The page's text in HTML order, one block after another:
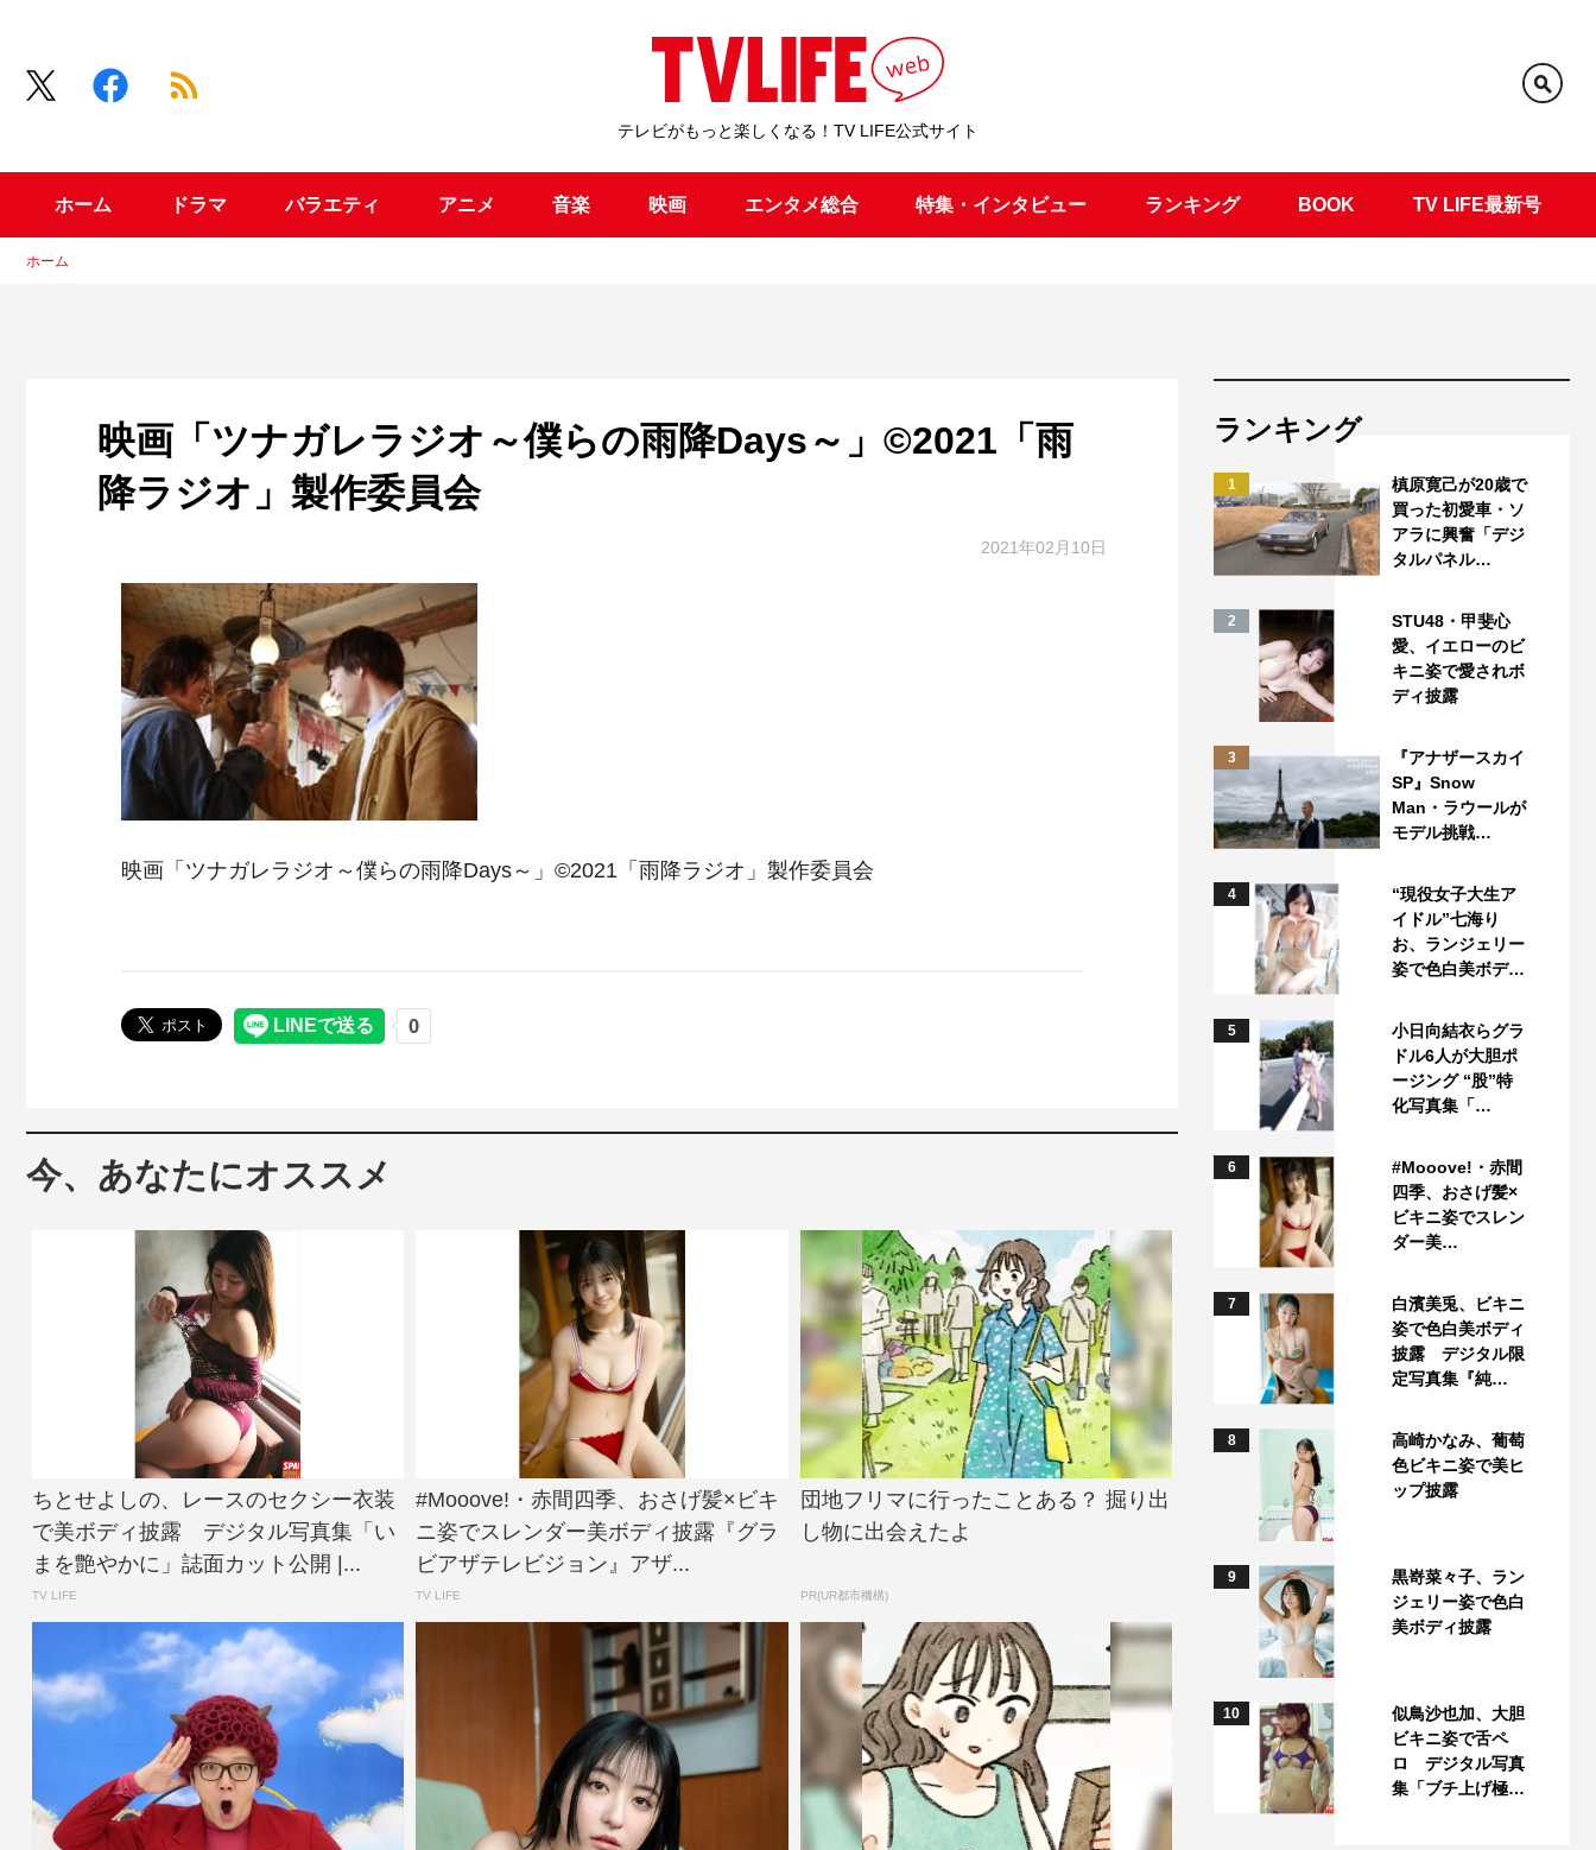
テレビがもっと楽しくなる！TV LIFE公式サイト
ホーム ドラマ バラエティ アニメ 音楽 映画 エンタメ総合 特集・インタビュー ランキング BOOK TV LIFE最新号
ホーム
映画「ツナガレラジオ～僕らの雨降Days～」©2021「雨
降ラジオ」製作委員会
2021年02月10日
映画「ツナガレラジオ～僕らの雨降Days～」©2021「雨降ラジオ」製作委員会
今、あなたにオススメ
ちとせよしの、レースのセクシー衣装
で美ボディ披露 デジタル写真集「い
まを艶やかに」誌面カット公開 |...
TV LIFE
#Mooove!・赤間四季、おさげ髪×ビキ
ニ姿でスレンダー美ボディ披露『グラ
ビアザテレビジョン』アザ...
TV LIFE
団地フリマに行ったことある？ 掘り出
し物に出会えたよ
PR(UR都市機構)
ランキング
1
槙原寛己が20歳で
買った初愛車・ソ
アラに興奮「デジ
タルパネル…
2
STU48・甲斐心
愛、イエローのビ
キニ姿で愛されボ
ディ披露
3
『アナザースカイ
SP』Snow
Man・ラウールが
モデル挑戦…
4
“現役女子大生ア
イドル”七海り
お、ランジェリー
姿で色白美ボデ…
5
小日向結衣らグラ
ドル6人が大胆ポ
ージング “股”特
化写真集「…
6
#Mooove!・赤間
四季、おさげ髪×
ビキニ姿でスレン
ダー美…
7
白濱美兎、ビキニ
姿で色白美ボディ
披露 デジタル限
定写真集『純…
8
高崎かなみ、葡萄
色ビキニ姿で美ヒ
ップ披露
9
黒嵜菜々子、ラン
ジェリー姿で色白
美ボディ披露
10
似鳥沙也加、大胆
ビキニ姿で舌ペ
ロ デジタル写真
集「ブチ上げ極…